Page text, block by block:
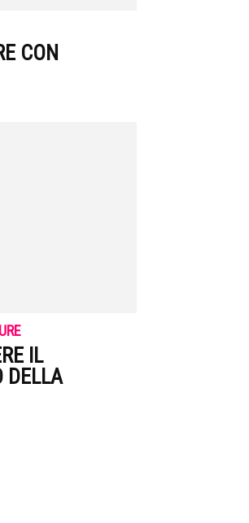
CON
IL
DELLA